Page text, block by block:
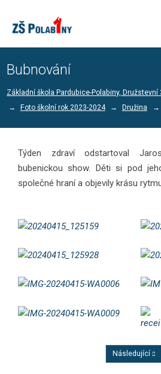
Bubnování
Základní škola Pardubice-Polabiny, Družstevní
Foto školní rok 2023-2024
Družina
Týden zdraví odstartoval
bubenickou show. Děti si pod
společné hraní a objevily krásu
Předchozí
Následující